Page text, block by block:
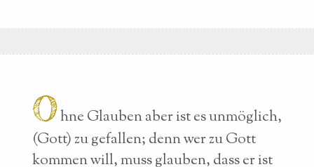
Ohne Glauben aber ist es unmöglich,
(Gott) zu gefallen; denn wer zu Gott
kommen will, muss glauben, dass er ist